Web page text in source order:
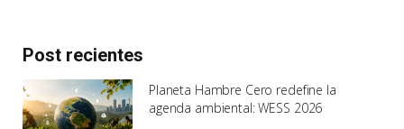
Post recientes
Planeta Hambre Cero redefine la
agenda ambiental: WESS 2026